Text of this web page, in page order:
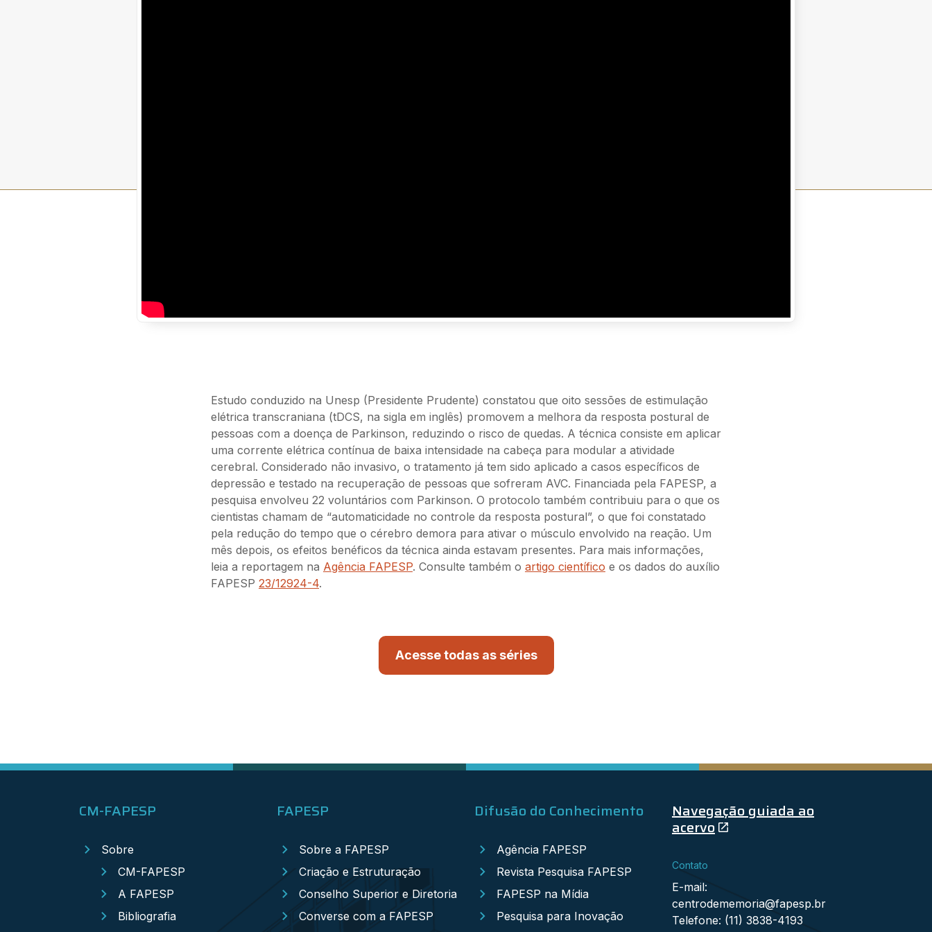
Estudo conduzido na Unesp (Presidente Prudente) constatou que oito sessões de estimulação
elétrica transcraniana (tDCS, na sigla em inglês) promovem a melhora da resposta postural de
pessoas com a doença de Parkinson, reduzindo o risco de quedas. A técnica consiste em aplicar
uma corrente elétrica contínua de baixa intensidade na cabeça para modular a atividade
cerebral. Considerado não invasivo, o tratamento já tem sido aplicado a casos específicos de
depressão e testado na recuperação de pessoas que sofreram AVC. Financiada pela FAPESP, a
pesquisa envolveu 22 voluntários com Parkinson. O protocolo também contribuiu para o que os
cientistas chamam de “automaticidade no controle da resposta postural”, o que foi constatado
pela redução do tempo que o cérebro demora para ativar o músculo envolvido na reação. Um
mês depois, os efeitos benéficos da técnica ainda estavam presentes. Para mais informações,
leia a reportagem na Agência FAPESP. Consulte também o artigo científico e os dados do auxílio
FAPESP 23/12924-4.
Acesse todas as séries
CM-FAPESP
Sobre
CM-FAPESP
A FAPESP
Bibliografia
FAPESP
Sobre a FAPESP
Criação e Estruturação
Conselho Superior e Diretoria
Converse com a FAPESP
Difusão do Conhecimento
Agência FAPESP
Revista Pesquisa FAPESP
FAPESP na Mídia
Pesquisa para Inovação
Navegação guiada ao
acervo
Contato
E-mail:
centrodememoria@fapesp.br
Telefone: (11) 3838-4193